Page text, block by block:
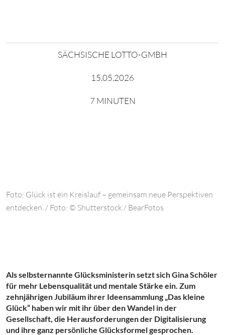
SÄCHSISCHE LOTTO-GMBH
15.05.2026
7 MINUTEN
Foto: Glück ist ein Kreislauf – gemeinsam neue Perspektiven
entdecken. / Foto: © Shutterstock / BearFotos
Als selbsternannte Glücksministerin setzt sich Gina Schöler
für mehr Lebensqualität und mentale Stärke ein. Zum
zehnjährigen Jubiläum ihrer Ideensammlung „Das kleine
Glück“ haben wir mit ihr über den Wandel in der
Gesellschaft, die Herausforderungen der Digitalisierung
und ihre ganz persönliche Glücksformel gesprochen.